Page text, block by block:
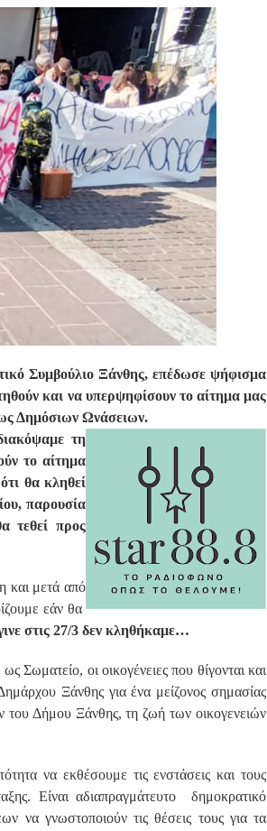
Συμβούλιο Ξάνθης, επέδωσε ψήφισμα
και να υπερψηφίσουν το αίτημα μας
Δημόσιων Ωνάσειων.
τη
το αίτημα
θα κληθεί
παρουσία
τεθεί προς
και μετά από
εάν θα
στις 27/3 δεν κληθήκαμε…
Σωματείο, οι οικογένειες που θίγονται και
Ξάνθης για ένα μείζονος σημασίας
Δήμου Ξάνθης, τη ζωή των οικογενειών
να εκθέσουμε τις ενστάσεις και τους
Είναι αδιαπραγμάτευτο δημοκρατικό
να γνωστοποιούν τις θέσεις τους για τα